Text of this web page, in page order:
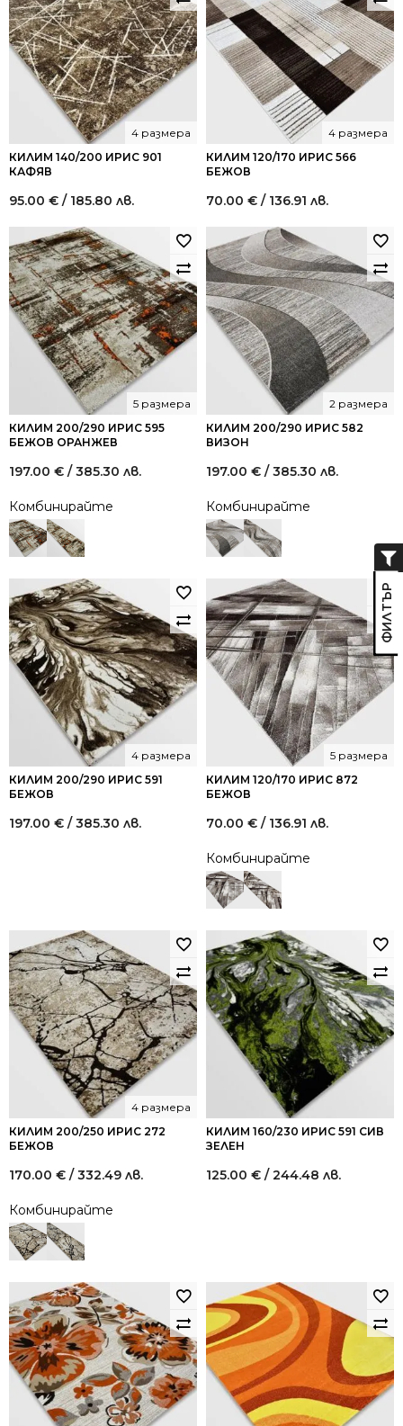
КИЛИМ 140/200 ИРИС 901
КАФЯВ
4 размера
95.00 € / 185.80 лв.
КИЛИМ 120/170 ИРИС 566
БЕЖОВ
4 размера
70.00 € / 136.91 лв.
КИЛИМ 200/290 ИРИС 595
БЕЖОВ ОРАНЖЕВ
5 размера
197.00 € / 385.30 лв.
Комбинирайте
КИЛИМ 200/290 ИРИС 582
ВИЗОН
2 размера
197.00 € / 385.30 лв.
Комбинирайте
КИЛИМ 200/290 ИРИС 591
БЕЖОВ
4 размера
197.00 € / 385.30 лв.
КИЛИМ 120/170 ИРИС 872
БЕЖОВ
5 размера
70.00 € / 136.91 лв.
Комбинирайте
КИЛИМ 200/250 ИРИС 272
БЕЖОВ
4 размера
170.00 € / 332.49 лв.
Комбинирайте
КИЛИМ 160/230 ИРИС 591 СИВ
ЗЕЛЕН
125.00 € / 244.48 лв.